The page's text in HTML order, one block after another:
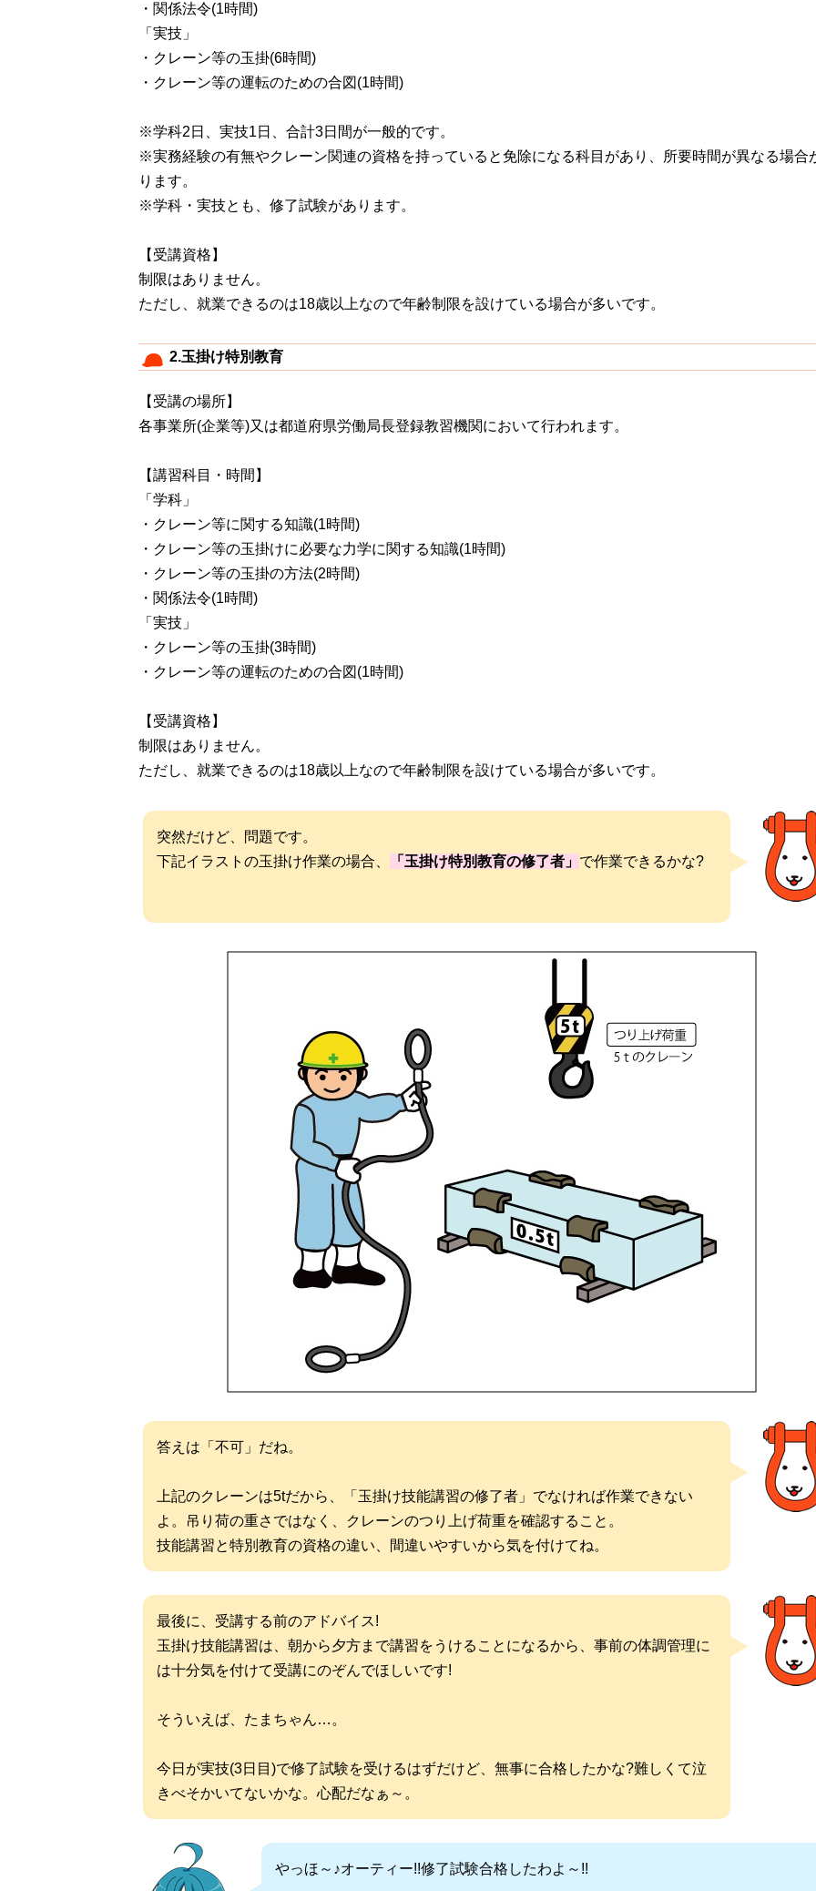
・関係法令(1時間)
「実技」
・クレーン等の玉掛(6時間)
・クレーン等の運転のための合図(1時間)
※学科2日、実技1日、合計3日間が一般的です。
※実務経験の有無やクレーン関連の資格を持っていると免除になる科目があり、所要時間が異なる場合
ります。
※学科・実技とも、修了試験があります。
【受講資格】
制限はありません。
ただし、就業できるのは18歳以上なので年齢制限を設けている場合が多いです。
2.玉掛け特別教育
【受講の場所】
各事業所(企業等)又は都道府県労働局長登録教習機関において行われます。
【講習科目・時間】
「学科」
・クレーン等に関する知識(1時間)
・クレーン等の玉掛けに必要な力学に関する知識(1時間)
・クレーン等の玉掛の方法(2時間)
・関係法令(1時間)
「実技」
・クレーン等の玉掛(3時間)
・クレーン等の運転のための合図(1時間)
【受講資格】
制限はありません。
ただし、就業できるのは18歳以上なので年齢制限を設けている場合が多いです。
突然だけど、問題です。
下記イラストの玉掛け作業の場合、
「玉掛け特別教育の修了者」 で作業できるかな?
答えは「不可」だね。
上記のクレーンは5tだから、「玉掛け技能講習の修了者」でなければ作業できない
よ。吊り荷の重さではなく、クレーンのつり上げ荷重を確認すること。
技能講習と特別教育の資格の違い、間違いやすいから気を付けてね。
最後に、受講する前のアドバイス!
玉掛け技能講習は、朝から夕方まで講習をうけることになるから、事前の体調管理に
は十分気を付けて受講にのぞんでほしいです!
そういえば、たまちゃん…。
今日が実技(3日目)で修了試験を受けるはずだけど、無事に合格したかな?難しくて泣
きべそかいてないかな。心配だなぁ～。
やっほ～♪オーティー!!修了試験合格したわよ～!!